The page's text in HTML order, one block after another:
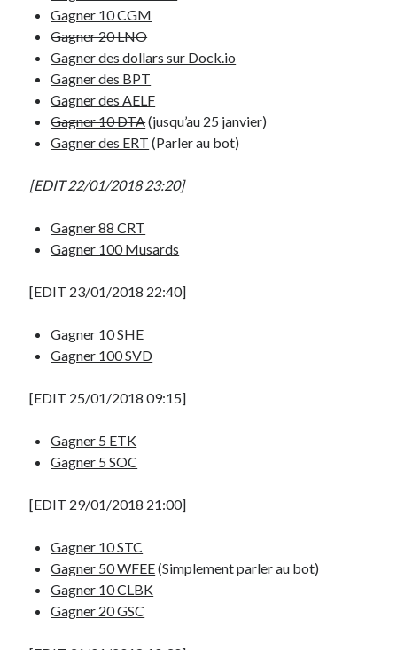
mars 2011
décembre 2010
juin 2010
mai 2010
mars 2010
octobre 2009
septembre 2009
juillet 2009
avril 2009
mars 2009
janvier 2009
novembre 2008
octobre 2008
août 2008
juin 2008
mai 2008
février 2008
décembre 2007
novembre 2007
octobre 2007
septembre 2007
Gagner 10 CGM
Gagner 20 LNO
Gagner des dollars sur Dock.io
Gagner des BPT
Gagner des AELF
Gagner 10 DTA(jusqu’au 25 janvier)
Gagner des ERT (Parler au bot)
[EDIT 22/01/2018 23:20]
Gagner 88 CRT
Gagner 100 Musards
[EDIT 23/01/2018 22:40]
Gagner 10 SHE
Gagner 100 SVD
[EDIT 25/01/2018 09:15]
Gagner 5 ETK
Gagner 5 SOC
[EDIT 29/01/2018 21:00]
Gagner 10 STC
Gagner 50 WFEE(Simplement parler au bot)
Gagner 10 CLBK
Gagner 20 GSC